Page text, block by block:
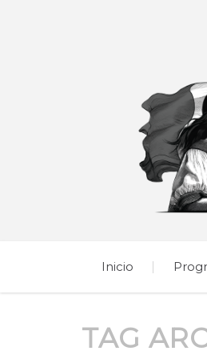
Inicio
TAG